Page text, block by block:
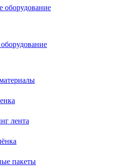
оборудование
лента
пакеты